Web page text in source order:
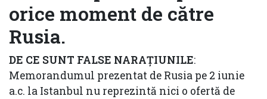
orice moment de către
Rusia.
DE CE SUNT FALSE NARAȚIUNILE:
Memorandumul prezentat de Rusia pe 2 iunie
a.c. la Istanbul nu reprezintă nici o ofertă de